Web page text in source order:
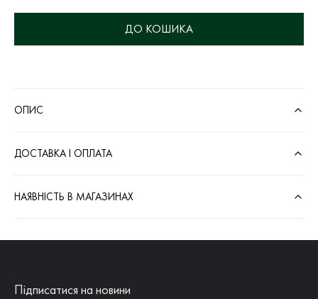
ДО КОШИКА
ОПИС
ДОСТАВКА І ОПЛАТА
НАЯВНІСТЬ В МАГАЗИНАХ
Підписатися на новини